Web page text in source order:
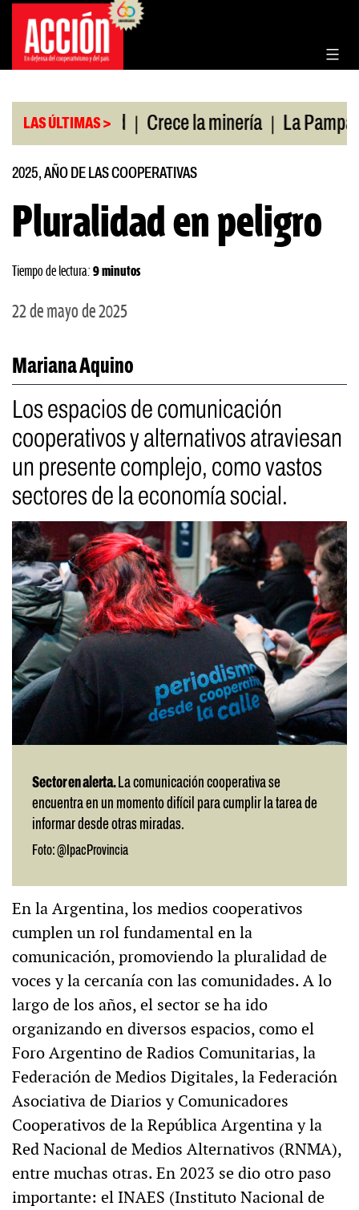
Saltar
contenido
LAS ÚLTIMAS >
de salud | Crece la minería | La Pampa.
2025, AÑO DE LAS COOPERATIVAS
Pluralidad en peligro
Tiempo de lectura: 9 minutos
22 de mayo de 2025
Mariana Aquino
Los espacios de comunicación
cooperativos y alternativos atraviesan
un presente complejo, como vastos
sectores de la economía social.
Sector en alerta. La comunicación cooperativa se
encuentra en un momento difícil para cumplir la tarea de
informar desde otras miradas.
Foto: @IpacProvincia
En la Argentina, los medios cooperativos
cumplen un rol fundamental en la
comunicación, promoviendo la pluralidad de
voces y la cercanía con las comunidades. A lo
largo de los años, el sector se ha ido
organizando en diversos espacios, como el
Foro Argentino de Radios Comunitarias, la
Federación de Medios Digitales, la Federación
Asociativa de Diarios y Comunicadores
Cooperativos de la República Argentina y la
Red Nacional de Medios Alternativos (RNMA),
entre muchas otras. En 2023 se dio otro paso
importante: el INAES (Instituto Nacional de